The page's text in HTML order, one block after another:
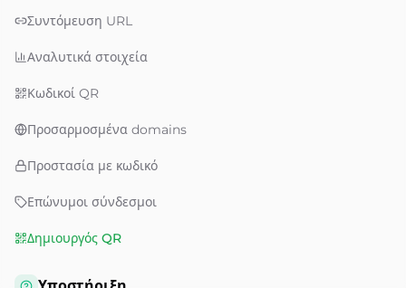
Συντόμευση URL
Αναλυτικά στοιχεία
Κωδικοί QR
Προσαρμοσμένα domains
Προστασία με κωδικό
Επώνυμοι σύνδεσμοι
Δημιουργός QR